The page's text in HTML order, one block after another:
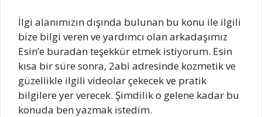
İlgi alanımızın dışında bulunan bu konu ile ilgili
bize bilgi veren ve yardımcı olan arkadaşımız
Esin’e buradan teşekkür etmek istiyorum. Esin
kısa bir süre sonra, 2abi adresinde kozmetik ve
güzellikle ilgili videolar çekecek ve pratik
bilgilere yer verecek. Şimdilik o gelene kadar bu
konuda ben yazmak istedim.